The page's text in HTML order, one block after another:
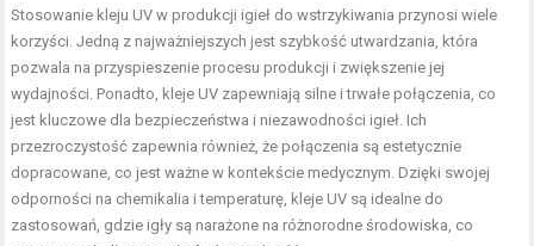
Stosowanie kleju UV w produkcji igieł do wstrzykiwania przynosi wiele
korzyści. Jedną z najważniejszych jest szybkość utwardzania, która
pozwala na przyspieszenie procesu produkcji i zwiększenie jej
wydajności. Ponadto, kleje UV zapewniają silne i trwałe połączenia, co
jest kluczowe dla bezpieczeństwa i niezawodności igieł. Ich
przezroczystość zapewnia również, że połączenia są estetycznie
dopracowane, co jest ważne w kontekście medycznym. Dzięki swojej
odporności na chemikalia i temperaturę, kleje UV są idealne do
zastosowań, gdzie igły są narażone na różnorodne środowiska, co